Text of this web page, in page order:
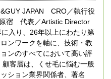
JAPAN CRO／執行役
宿 代表／Artistic Director
入り、26年以上にわたり第
ンワークを軸に、技術・教
ンのすべてにおいて高い評
顧客層は、くせ毛に悩む一般
ション業界関係者、著名